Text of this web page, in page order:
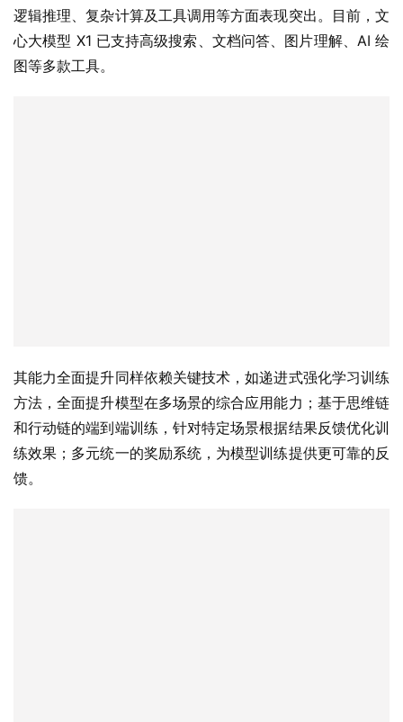
逻辑推理、复杂计算及工具调用等方面表现突出。目前，文
心大模型 X1 已支持高级搜索、文档问答、图片理解、AI 绘
图等多款工具。
其能力全面提升同样依赖关键技术，如递进式强化学习训练
方法，全面提升模型在多场景的综合应用能力；基于思维链
和行动链的端到端训练，针对特定场景根据结果反馈优化训
练效果；多元统一的奖励系统，为模型训练提供更可靠的反
馈。